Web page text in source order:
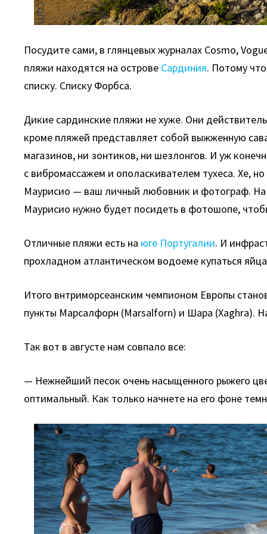
Посудите сами, в глянцевых журналах Cosmo,
пляжи находятся на острове Сардиния. Потому
списку. Списку Форбса.
Дикие сардинские пляжи не хуже. Они
кроме пляжей представляет собой выжженную
магазинов, ни зонтиков, ни шезлонгов. И уж
с вибромассажем и ополаскивателем тухеса. Хе,
Маурисио — ваш личный любовник и фотограф. На
Маурисио нужно будет посидеть в фотошопе,
Отличные пляжи есть на юге Португалии. И
прохладном атлантическом водоеме купаться
Итого внтриморсеанским чемпионом Европы
пункты Марсалфорн (Marsalforn) и Шара (Xaghra).
Так вот в августе нам совпало все:
— Нежнейший песок очень насыщенного рыжего
оптимальный. Как только начнете на его фоне